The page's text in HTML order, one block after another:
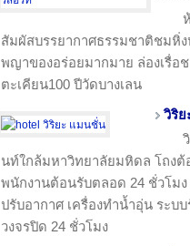
สัมผัสบรรยากาศธรรมชาติชมหิ่
พญาของอร่อยมากมาย ล่องเรื่อ
ตะเคียน100 ปีวัดบางเลน
วิริ
นท์ใกล้มหาวิทยาลัยมหิดล โถงต้
พนักงานต้อนรับตลอด 24 ชั่วโมง
ปรับอากาศ เครื่องทำน้ำอุ่น ระบ
วงจรปิด 24 ชั่วโมง